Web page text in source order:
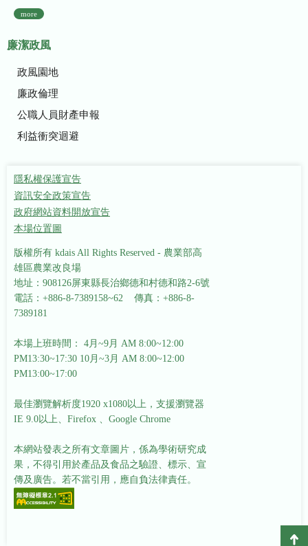
more
廉潔政風
政風園地
廉政倫理
公職人員財產申報
利益衝突迴避
隱私權保護宣告
資訊安全政策宣告
政府網站資料開放宣告
本場位置圖
版權所有 kdais All Rights Reserved - 農業部高
雄區農業改良場
地址：908126屏東縣長治鄉德和村德和路2-6號
電話：+886-8-7389158~62 傳真：+886-8-
7389181
本場上班時間： 4月~9月 AM 8:00~12:00
PM13:30~17:30 10月~3月 AM 8:00~12:00
PM13:00~17:00
最佳瀏覽解析度1920 x1080以上，支援瀏覽器
IE 9.0以上、Firefox 、Google Chrome
本網站發表之所有文章圖片，係為學術研究成
果，不得引用於產品及食品之驗證、標示、宣
傳及廣告。若不當引用，應自負法律責任。